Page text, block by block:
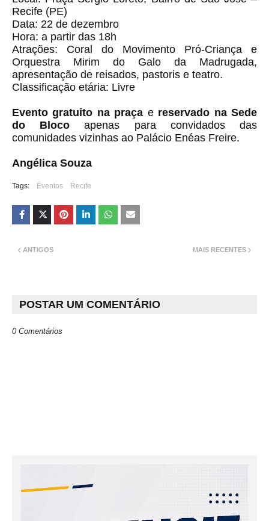
Recife (PE)
Data: 22 de dezembro
Hora: a partir das 18h
Atrações: Coral do Movimento Pró-Criança e
Orquestra Mirim do Galo da Madrugada,
apresentação de reisados, pastoris e teatro.
Classificação etária: Livre
Evento gratuito na praça e reservado na Sede
do Blocoapenas para convidados das
comunidades vizinhas ao Palácio Enéas Freire​.
Angélica Souza
Tags: Eventos Recife
MAIS RECENTES
ANTIGOS
POSTAR UM COMENTÁRIO
0 Comentários